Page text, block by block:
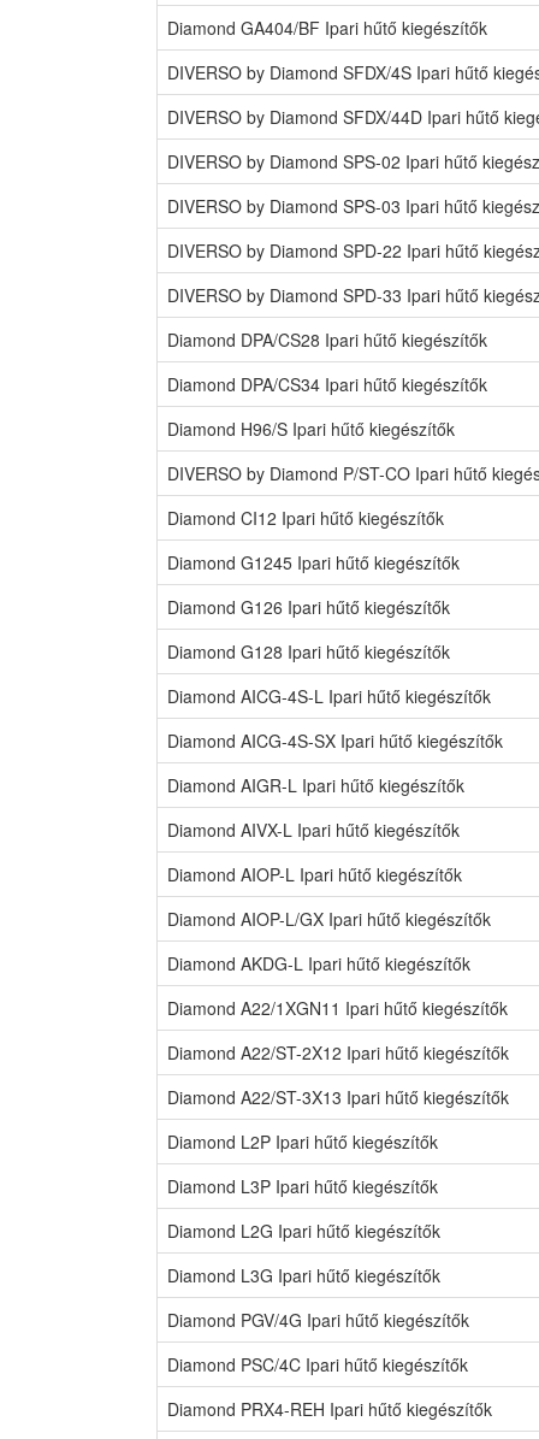
Diamond GA404/BF Ipari hűtő kiegészítők
DIVERSO by Diamond SFDX/4S Ipari hűtő
DIVERSO by Diamond SFDX/44D Ipari hűtő
DIVERSO by Diamond SPS-02 Ipari hűtő
DIVERSO by Diamond SPS-03 Ipari hűtő
DIVERSO by Diamond SPD-22 Ipari hűtő
DIVERSO by Diamond SPD-33 Ipari hűtő
Diamond DPA/CS28 Ipari hűtő kiegészítők
Diamond DPA/CS34 Ipari hűtő kiegészítők
Diamond H96/S Ipari hűtő kiegészítők
DIVERSO by Diamond P/ST-CO Ipari hűtő
Diamond CI12 Ipari hűtő kiegészítők
Diamond G1245 Ipari hűtő kiegészítők
Diamond G126 Ipari hűtő kiegészítők
Diamond G128 Ipari hűtő kiegészítők
Diamond AICG-4S-L Ipari hűtő kiegészítők
Diamond AICG-4S-SX Ipari hűtő kiegészítők
Diamond AIGR-L Ipari hűtő kiegészítők
Diamond AIVX-L Ipari hűtő kiegészítők
Diamond AIOP-L Ipari hűtő kiegészítők
Diamond AIOP-L/GX Ipari hűtő kiegészítők
Diamond AKDG-L Ipari hűtő kiegészítők
Diamond A22/1XGN11 Ipari hűtő kiegészítők
Diamond A22/ST-2X12 Ipari hűtő kiegészítők
Diamond A22/ST-3X13 Ipari hűtő kiegészítők
Diamond L2P Ipari hűtő kiegészítők
Diamond L3P Ipari hűtő kiegészítők
Diamond L2G Ipari hűtő kiegészítők
Diamond L3G Ipari hűtő kiegészítők
Diamond PGV/4G Ipari hűtő kiegészítők
Diamond PSC/4C Ipari hűtő kiegészítők
Diamond PRX4-REH Ipari hűtő kiegészítők